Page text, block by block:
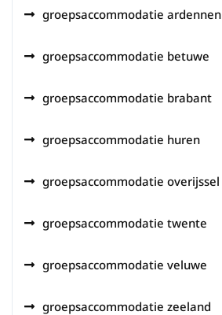
groepsaccommodatie ardennen
groepsaccommodatie betuwe
groepsaccommodatie brabant
groepsaccommodatie huren
groepsaccommodatie overijssel
groepsaccommodatie twente
groepsaccommodatie veluwe
groepsaccommodatie zeeland